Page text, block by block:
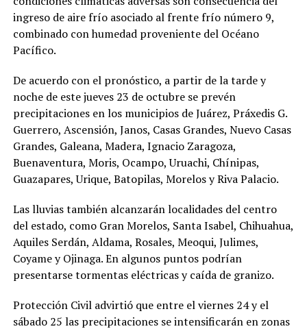
ingreso de aire frío asociado al frente frío número 9,
combinado con humedad proveniente del Océano
Pacífico.
De acuerdo con el pronóstico, a partir de la tarde y
noche de este jueves 23 de octubre se prevén
precipitaciones en los municipios de Juárez, Práxedis G.
Guerrero, Ascensión, Janos, Casas Grandes, Nuevo Casas
Grandes, Galeana, Madera, Ignacio Zaragoza,
Buenaventura, Moris, Ocampo, Uruachi, Chínipas,
Guazapares, Urique, Batopilas, Morelos y Riva Palacio.
Las lluvias también alcanzarán localidades del centro
del estado, como Gran Morelos, Santa Isabel, Chihuahua,
Aquiles Serdán, Aldama, Rosales, Meoqui, Julimes,
Coyame y Ojinaga. En algunos puntos podrían
presentarse tormentas eléctricas y caída de granizo.
Protección Civil advirtió que entre el viernes 24 y el
sábado 25 las precipitaciones se intensificarán en zonas